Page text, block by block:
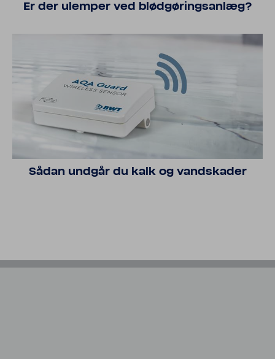
Er der ulemper ved blød­gø­rings­anlæg?
Sådan undgår du kalk og vand­skader